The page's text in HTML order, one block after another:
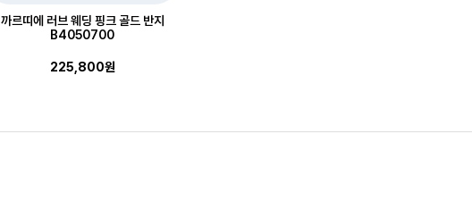
까르띠에 러브 웨딩 핑크 골드 반지
B4050700
225,800원